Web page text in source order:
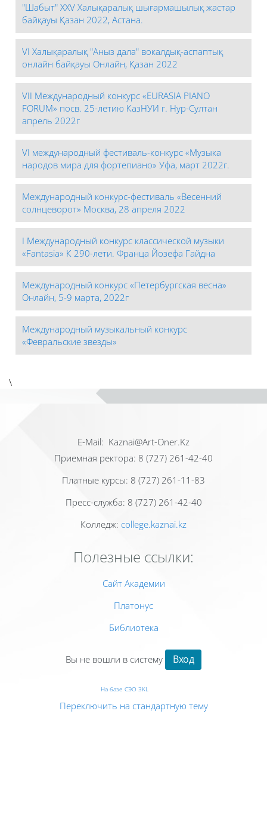
"Шабыт" XXV Халықаралық шығармашылық жастар
байқауы Қазан 2022, Астана.
VI Халықаралық "Аныз дала" вокалдық-аспаптық
онлайн байқауы Онлайн, Қазан 2022
VII Международный конкурс «EURASIA PIANO
FORUM» посв. 25-летию КазНУИ г. Нур-Султан
апрель 2022г
VI международный фестиваль-конкурс «Музыка
народов мира для фортепиано» Уфа, март 2022г.
Международный конкурс-фестиваль «Весенний
солнцеворот» Москва, 28 апреля 2022
I Международный конкурс классической музыки
«Fantasia» К 290-лети. Франца Йозефа Гайдна
Международный конкурс «Петербургская весна»
Онлайн, 5-9 марта, 2022г
Международный музыкальный конкурс
«Февральские звезды»
\
Е-Mail: Kaznai@Art-Oner.Kz
Приемная ректора: 8 (727) 261-42-40
Платные курсы: 8 (727) 261-11-83
Пресс-служба: 8 (727) 261-42-40
Колледж: college.kaznai.kz
Полезные ссылки:
Сайт Академии
Платонус
Библиотека
Вы не вошли в систему Вход
На базе СЭО 3KL
Переключить на стандартную тему